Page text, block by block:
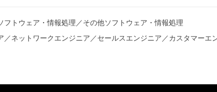
フトウェア・情報処理 ／その他ソフトウェア・情報処理
／ネットワークエンジニア ／セールスエンジニア ／カスタマーエ